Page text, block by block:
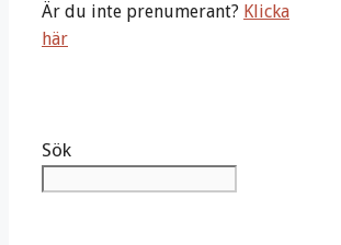
Är du inte prenumerant? Klicka
här
Sök